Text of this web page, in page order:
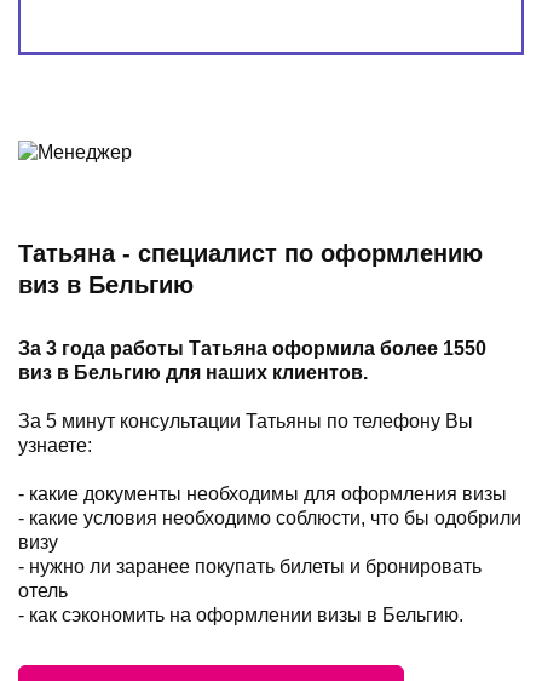
Татьяна - специалист по оформлению
виз в Бельгию
За 3 года работы Татьяна оформила более 1550
виз в Бельгию для наших клиентов.
За 5 минут консультации Татьяны по телефону Вы
узнаете:
- какие документы необходимы для оформления визы
- какие условия необходимо соблюсти, что бы одобрили
визу
- нужно ли заранее покупать билеты и бронировать
отель
- как сэкономить на оформлении визы в Бельгию.